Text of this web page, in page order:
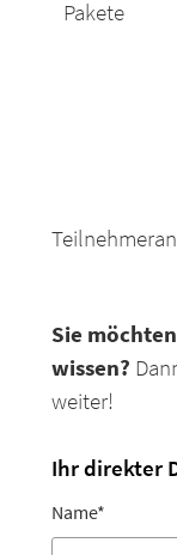
Pakete
Sie
wissen?
weiter!
Ihr direkter
Name*